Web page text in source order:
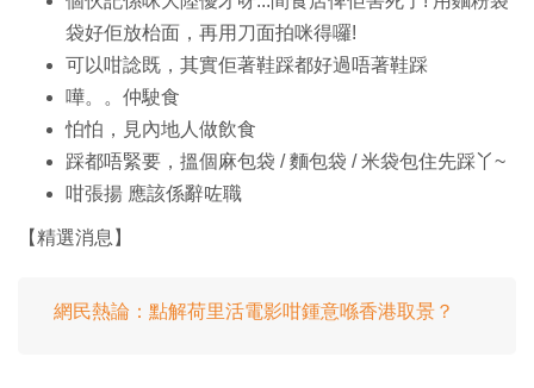
袋好佢放枱面，再用刀面拍咪得囉!
可以咁諗既，其實佢著鞋踩都好過唔著鞋踩
嘩。。仲駛食
怕怕，見內地人做飲食
踩都唔緊要，搵個麻包袋 / 麵包袋 / 米袋包住先踩丫~
咁張揚 應該係辭咗職
【精選消息】
網民熱論：點解荷里活電影咁鍾意喺香港取景？